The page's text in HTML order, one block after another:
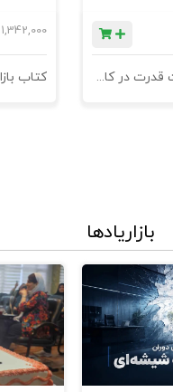
کتاب مدیریت قدرت در کاروکسب
1,342,000
بازاریادها